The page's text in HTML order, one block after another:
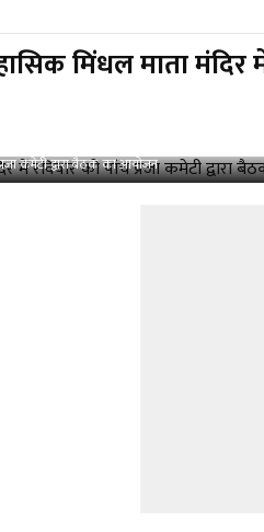
मिंधल माता मंदिर
कमेटी द्वारा बैठक का आयोजन